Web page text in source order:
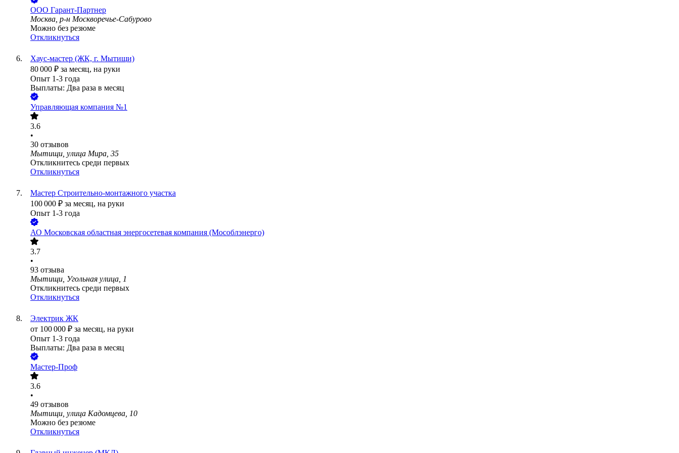
ООО Гарант-Партнер
Москва, р-н Москворечье-Сабурово
Можно без резюме
Откликнуться
Хаус-мастер (ЖК, г. Мытищи)
80 000 ₽ за месяц, на руки
Опыт 1-3 года
Выплаты: Два раза в месяц
Управляющая компания №1
3.6
•
30 отзывов
Мытищи, улица Мира, 35
Откликнитесь среди первых
Откликнуться
Мастер Строительно-монтажного участка
100 000 ₽ за месяц, на руки
Опыт 1-3 года
АО Московская областная энергосетевая компания (Мособлэнерго)
3.7
•
93 отзыва
Мытищи, Угольная улица, 1
Откликнитесь среди первых
Откликнуться
Электрик ЖК
от 100 000 ₽ за месяц, на руки
Опыт 1-3 года
Выплаты: Два раза в месяц
Мастер-Проф
3.6
•
49 отзывов
Мытищи, улица Кадомцева, 10
Можно без резюме
Откликнуться